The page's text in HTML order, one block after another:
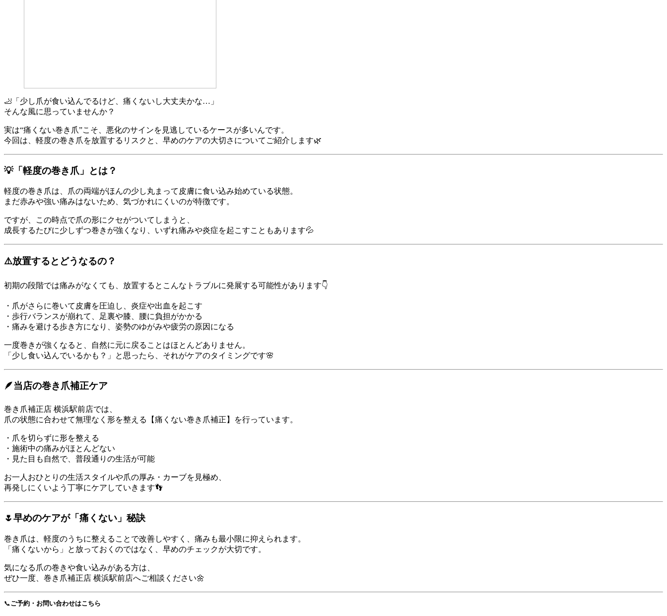
🦶「少し爪が食い込んでるけど、痛くないし大丈夫かな…」
そんな風に思っていませんか？
実は“痛くない巻き爪”こそ、悪化のサインを見逃しているケースが多いんです。
今回は、軽度の巻き爪を放置するリスクと、早めのケアの大切さについてご紹介します🌿
💡「軽度の巻き爪」とは？
軽度の巻き爪は、爪の両端がほんの少し丸まって皮膚に食い込み始めている状態。
まだ赤みや強い痛みはないため、気づかれにくいのが特徴です。
ですが、この時点で爪の形にクセがついてしまうと、
成長するたびに少しずつ巻きが強くなり、いずれ痛みや炎症を起こすこともあります💦
⚠️放置するとどうなるの？
初期の段階では痛みがなくても、放置するとこんなトラブルに発展する可能性があります👇
・爪がさらに巻いて皮膚を圧迫し、炎症や出血を起こす
・歩行バランスが崩れて、足裏や膝、腰に負担がかかる
・痛みを避ける歩き方になり、姿勢のゆがみや疲労の原因になる
一度巻きが強くなると、自然に元に戻ることはほとんどありません。
「少し食い込んでいるかも？」と思ったら、それがケアのタイミングです🌸
🪶当店の巻き爪補正ケア
巻き爪補正店 横浜駅前店では、
爪の状態に合わせて無理なく形を整える【痛くない巻き爪補正】を行っています。
・爪を切らずに形を整える
・施術中の痛みがほとんどない
・見た目も自然で、普段通りの生活が可能
お一人おひとりの生活スタイルや爪の厚み・カーブを見極め、
再発しにくいよう丁寧にケアしていきます👣
🌷早めのケアが「痛くない」秘訣
巻き爪は、軽度のうちに整えることで改善しやすく、痛みも最小限に抑えられます。
「痛くないから」と放っておくのではなく、早めのチェックが大切です。
気になる爪の巻きや食い込みがある方は、
ぜひ一度、巻き爪補正店 横浜駅前店へご相談ください🌼
📞ご予約・お問い合わせはこちら